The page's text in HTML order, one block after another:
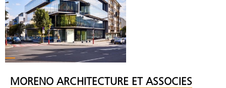
MORENO ARCHITECTURE ET ASSOCIES